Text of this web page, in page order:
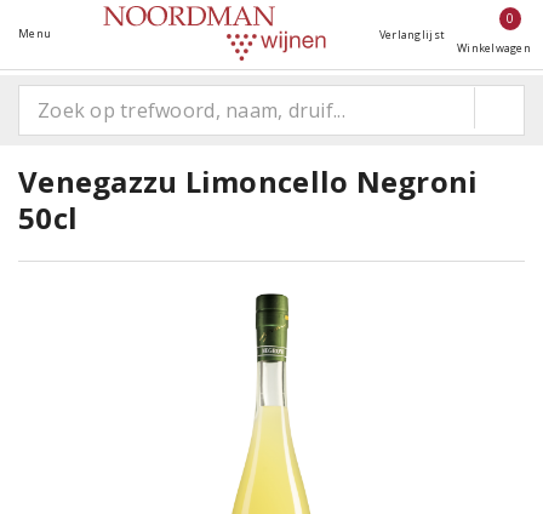
Menu Verlanglijst
0
Winkelwagen
Venegazzu Limoncello Negroni
50cl